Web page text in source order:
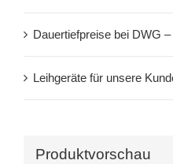
Dauertiefpreise bei DWG
Leihgeräte für unsere
Produktvorschau